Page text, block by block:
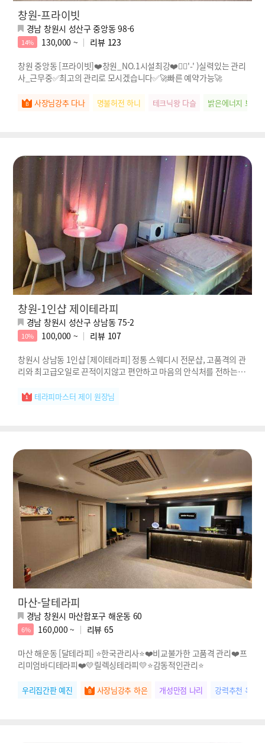
창원-프라이빗
경남 창원시 성산구 중앙동 98-6
14% 130,000 ~ 리뷰 123
창원 중앙동 [프라이빗]❤️창원_NO.1시설최강❤️🖐🏻'-' )실력있는 관리
사_근무중✅최고의 관리로 모시겠습니다✅🚀빠른 예약가능🚀
사장님강추 다나 명불허전 하니 테크닉왕 다슬 밝은에너지 보브
창원-1인샵 제이테라피
경남 창원시 성산구 상남동 75-2
10% 100,000 ~ 리뷰 107
창원시 상남동 1인샵 [제이테라피] 정통 스웨디시 전문샵, 고품격의 관
리와 최고급오일로 끈적이지않고 편안하고 마음의 안식처를 전하는 제
테라피마스터 제이 원장님
마산-달테라피
경남 창원시 마산합포구 해운동 60
6% 160,000 ~ 리뷰 65
마산 해운동 [달테라피] ⭐한국관리사⭐❤️비교불가한 고품격 관리❤️프
리미엄바디테라피❤️💛릴렉싱테라피💛⭐감동적인관리⭐
우리집간판 예진 사장님강추 하은 개성만점 나리 강력추천 옥순